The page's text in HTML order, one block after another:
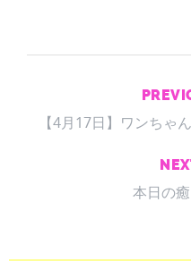
【4月17日】ワンちゃ
本日の